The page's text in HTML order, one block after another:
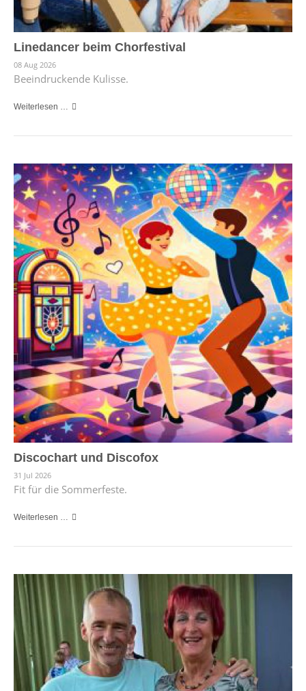
Linedancer beim Chorfestival
08 Aug 2026
Beeindruckende Kulisse.
Weiterlesen …
Discochart und Discofox
31 Jul 2026
Fit für die Sommerfeste.
Weiterlesen …